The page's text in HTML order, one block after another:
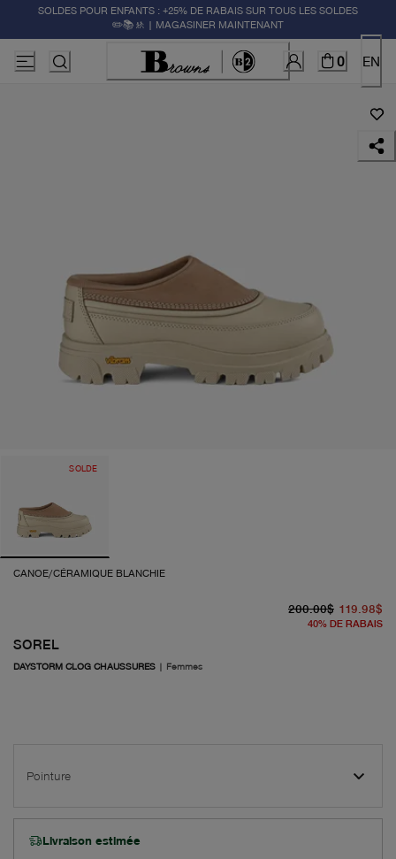
SOLDES POUR ENFANTS : +25% DE RABAIS SUR TOUS LES SOLDES
✏️📚🚸 | MAGASINER MAINTENANT
0 EN
SOLDE
CANOE/CÉRAMIQUE BLANCHIE
SOREL
DAYSTORM CLOG CHAUSSURES | Femmes
200.00$ 119.98$
40% DE RABAIS
Pointure
Livraison estimée